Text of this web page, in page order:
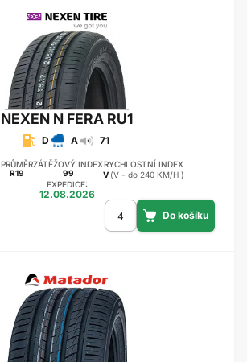
NEXEN N FERA RU1
D A 71
PRŮMĚR
R19
ZÁTĚŽOVÝ INDEX
99
RYCHLOSTNÍ INDEX
V (V - do 240 KM/H )
EXPEDICE:
12.08.2026